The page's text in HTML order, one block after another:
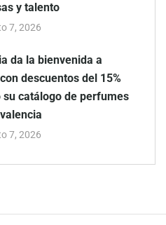
y talento
7, 2026
da la bienvenida a
descuentos del 15%
su catálogo de perfumes
7, 2026